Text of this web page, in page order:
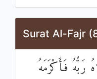
Surat Al-Fajr
رَبُّهُ فَأَكْرَمَهُ